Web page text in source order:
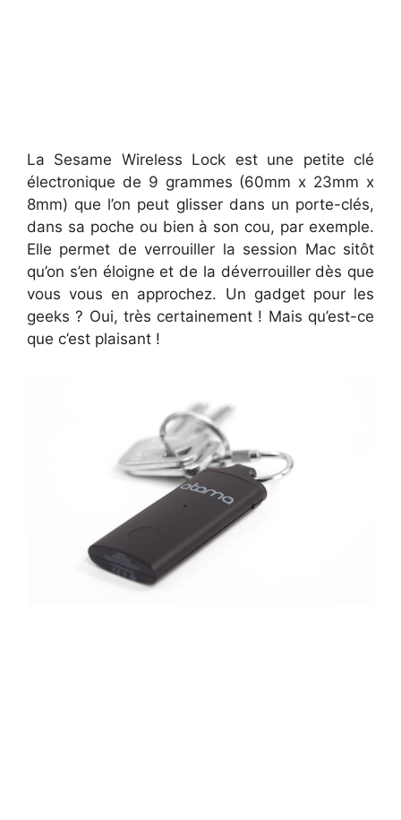
La Sesame Wireless Lock est une petite clé
électronique de 9 grammes (60mm x 23mm x
8mm) que l’on peut glisser dans un porte-clés,
dans sa poche ou bien à son cou, par exemple.
Elle permet de verrouiller la session Mac sitôt
qu’on s’en éloigne et de la déverrouiller dès que
vous vous en approchez. Un gadget pour les
geeks ? Oui, très certainement ! Mais qu’est-ce
que c’est plaisant !